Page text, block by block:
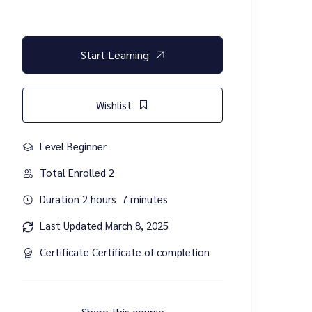
Start Learning
Wishlist
Level Beginner
Total Enrolled 2
Duration 2 hours 7 minutes
Last Updated March 8, 2025
Certificate Certificate of completion